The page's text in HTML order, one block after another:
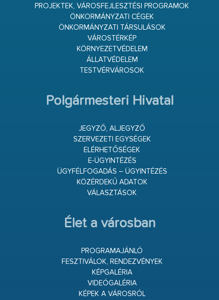
PROJEKTEK, VÁROSFEJLESZTÉSI PROGRAMOK
ÖNKORMÁNYZATI CÉGEK
ÖNKORMÁNYZATI TÁRSULÁSOK
VÁROSTÉRKÉP
KÖRNYEZETVÉDELEM
ÁLLATVÉDELEM
TESTVÉRVÁROSOK
Polgármesteri Hivatal
JEGYZŐ, ALJEGYZŐ
SZERVEZETI EGYSÉGEK
ELÉRHETŐSÉGEK
E-ÜGYINTÉZÉS
ÜGYFÉLFOGADÁS – ÜGYINTÉZÉS
KÖZÉRDEKŰ ADATOK
VÁLASZTÁSOK
Élet a városban
PROGRAMAJÁNLÓ
FESZTIVÁLOK, RENDEZVÉNYEK
KÉPGALÉRIA
VIDEÓGALÉRIA
KÉPEK A VÁROSRÓL